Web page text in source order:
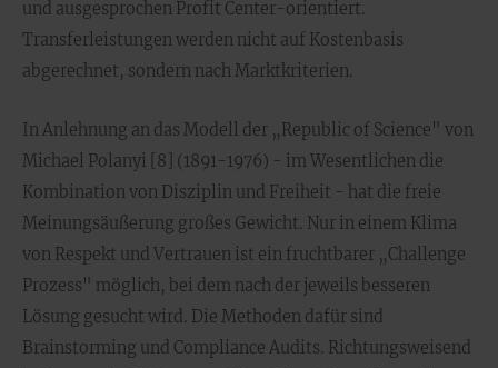
und ausgesprochen Profit Center-orientiert.
Transferleistungen werden nicht auf Kostenbasis
abgerechnet, sondern nach Marktkriterien.
In Anlehnung an das Modell der „Republic of Science" von
Michael Polanyi [8] (1891-1976) - im Wesentlichen die
Kombination von Disziplin und Freiheit - hat die freie
Meinungsäußerung großes Gewicht. Nur in einem Klima
von Respekt und Vertrauen ist ein fruchtbarer „Challenge
Prozess" möglich, bei dem nach der jeweils besseren
Lösung gesucht wird. Die Methoden dafür sind
Brainstorming und Compliance Audits. Richtungsweisend